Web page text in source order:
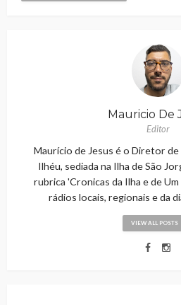
Mauricio De
Editor
Maurício de Jesus é o Diretor de
Ilhéu, sediada na Ilha de São
rubrica 'Cronicas da Ilha e de
rádios locais, regionais e da
VIEW ALL POSTS